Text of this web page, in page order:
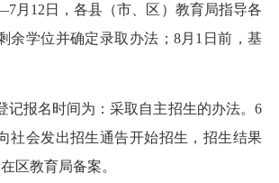
月12日，各县（市、区）教育局指导各
余学位并确定录取办法；8月1日前，基
报名时间为：采取自主招生的办法。6
社会发出招生通告开始招生，招生结果
区教育局备案。